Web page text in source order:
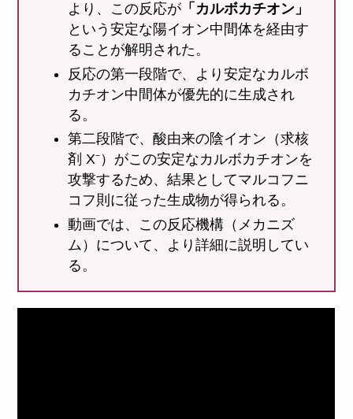
より、この反応が 「カルボカチオン」
という安定な陽イオン中間体を経由す
ることが解明された。
反応の第一段階で、より安定なカルボ
カチオン中間体が優先的に生成され
る。
第二段階で、酸由来の陰イオン（求核
剤 X⁻）がこの安定なカルボカチオンを
攻撃するため、結果としてマルコフニ
コフ則に従った生成物が得られる。
動画では、この反応機構（メカニズ
ム）について、より詳細に説明してい
る。